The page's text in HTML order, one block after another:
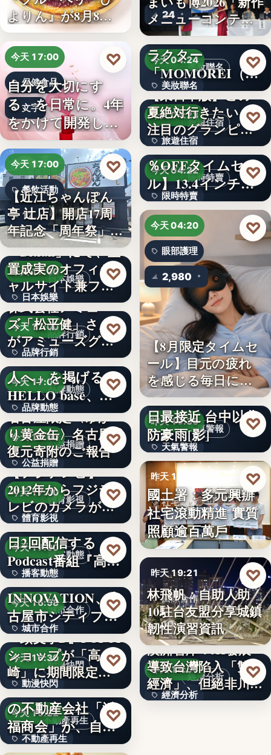
よりん』が8月8日
「ブル…
今天 17:00
保健食品
文字
自分を大切にす
る、を日常に。4年
をかけて開発した
女性のた…
♡
今天 17:00
餐飲活動
17
【近江ちゃんぽん
亭 辻店】開店17周
年記念「周年祭」開
催…
♡
日本娛樂
今天 17:00
日本娛樂
730円
「Bitfan」にて、玉
置成実のオフィシ
ャルサイト兼フ
ァ…
♡
品牌行銷
今天 17:00
品牌行銷
1,200億円
株式会社アミュー
ズ「松平健」さん
がアミューズグル
ープ ス…
♡
品牌動態
今天 17:00
品牌動態
文字
「社長に買われる
人へ」を掲げる
HELLO base、創
業…
♡
公益捐贈
今天 17:00
公益捐贈
4,550,085
名古屋限定〈ゆか
り黄金缶〉名古屋城
復元寄附のご報告
♡
體育影視
今天 17:00
體育影視
99
【フジテレビ】
2012年からフジテ
レビのカメラが追
い続け…
♡
播客動態
今天 17:00
播客動態
文字
俳優・高橋健介が1
日2回配信する
Podcast番組『高
橋…
♡
城市合作
今天 16:58
城市合作
文字
NEXT
INNOVATION、名
古屋市シティプロ
モーシ…
♡
動漫快閃
今天 16:30
動漫快閃
366
『頭文字D』POPUP
ショップが「高
崎」に期間限定で
登場…
♡
不動產再生
今天 16:22
不動產再生
1970年創業の長崎
の不動産会社「浜
福商会」が、自ら
再生…
♡
24
メニューコンテス
ト…
美妝聯名
今天 04:24
美妝聯名
文字
韓国発の人気キャ
ラクター
「MOMOREI（モ
モレイ）」が…
♡
旅遊住宿
今天 04:23
旅遊住宿
10
【東日本版】この
夏絶対行きたい！
注目のグランピン
グ施設…
♡
限時特賣
今天 04:22
限時特賣
文字
【アマゾン30
％OFFタイムセー
ル】13.4インチ大
画面…
♡
今天 04:20
眼部護理
2,980
【8月限定タイムセ
ール】目元の疲れ
を感じる毎日に。3
段階…
♡
天氣警報
昨天 19:36
天氣警報
文字
颱風白海豚8日及9
日最接近 台中以北
防豪雨[影]
♡
昨天 19:26
社宅政策
文字
國土署：多元興辦
社宅滾動精進 實質
照顧逾百萬戶
♡
昨天 19:21
國際合作
10
林飛帆：自助人助
10駐台友盟分享城鎮
韌性演習資訊
♡
經濟分析
昨天 18:54
經濟分析
澳洲智庫：AI發展
導致台灣陷入「雙速
經濟」、但絕非川普
所…
♡